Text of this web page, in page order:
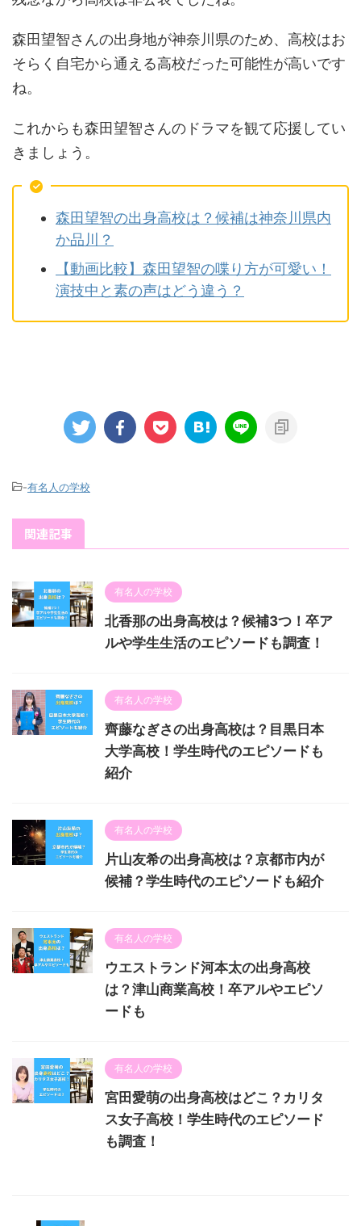
森田望智さんの出身地が神奈川県のため、高校はお
そらく自宅から通える高校だった可能性が高いです
ね。
これからも森田望智さんのドラマを観て応援してい
きましょう。
森田望智の出身高校は？候補は神奈川県内
か品川？
【動画比較】森田望智の喋り方が可愛い！
演技中と素の声はどう違う？
-有名人の学校
関連記事
有名人の学校
北香那の出身高校は？候補3つ！卒ア
ルや学生生活のエピソードも調査！
有名人の学校
齊藤なぎさの出身高校は？目黒日本
大学高校！学生時代のエピソードも
紹介
有名人の学校
片山友希の出身高校は？京都市内が
候補？学生時代のエピソードも紹介
有名人の学校
ウエストランド河本太の出身高校
は？津山商業高校！卒アルやエピソ
ードも
有名人の学校
宮田愛萌の出身高校はどこ？カリタ
ス女子高校！学生時代のエピソード
も調査！